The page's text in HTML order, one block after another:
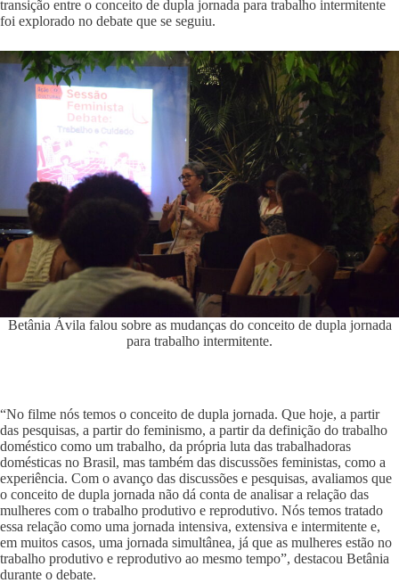
transição entre o conceito de dupla jornada para trabalho intermitente
foi explorado no debate que se seguiu.
Betânia Ávila falou sobre as mudanças do conceito de dupla jornada
para trabalho intermitente.
“No filme nós temos o conceito de dupla jornada. Que hoje, a partir
das pesquisas, a partir do feminismo, a partir da definição do trabalho
doméstico como um trabalho, da própria luta das trabalhadoras
domésticas no Brasil, mas também das discussões feministas, como a
experiência. Com o avanço das discussões e pesquisas, avaliamos que
o conceito de dupla jornada não dá conta de analisar a relação das
mulheres com o trabalho produtivo e reprodutivo. Nós temos tratado
essa relação como uma jornada intensiva, extensiva e intermitente e,
em muitos casos, uma jornada simultânea, já que as mulheres estão no
trabalho produtivo e reprodutivo ao mesmo tempo”, destacou Betânia
durante o debate.